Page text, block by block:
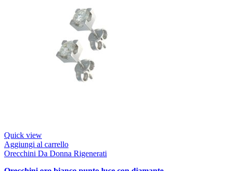
Quick view
Aggiungi al carrello
Orecchini Da Donna Rigenerati